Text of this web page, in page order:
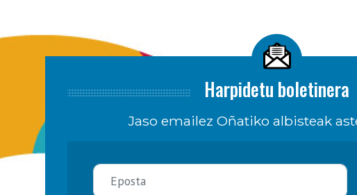
Harpidetu boletinera
Jaso emailez Oñatiko albisteak